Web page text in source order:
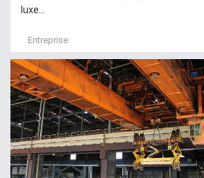
luxe...
Entreprise